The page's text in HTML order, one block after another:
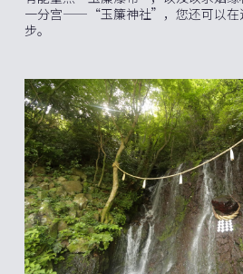
一分宫——“玉簾神社”，您还可以在
步。